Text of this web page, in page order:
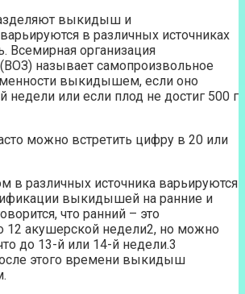
выкидыш и
в различных источниках
Всемирная организация
называет самопроизвольное
выкидышем, если оно
недели или если плод не достиг 500 г
можно встретить цифру в 20 или
в различных источника варьируются
выкидышей на ранние и
что ранний – это
акушерской недели2, но можно
до 13-й или 14-й недели.3
этого времени выкидыш